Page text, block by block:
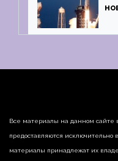
Все материалы на данном сайте
предоставляются исключительно
материалы принадлежат их